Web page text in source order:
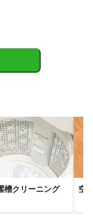
久御山町
京都市
東近江市
町
槽クリーニング 空